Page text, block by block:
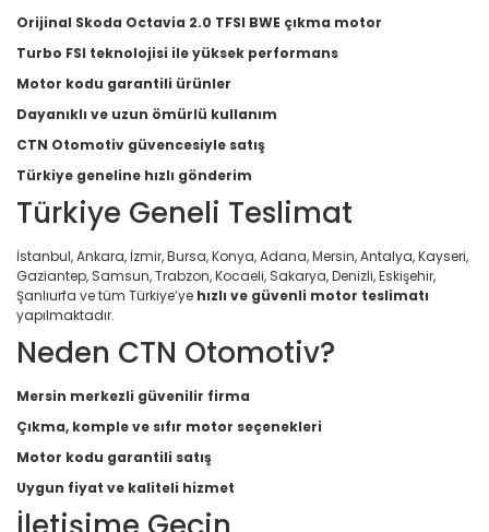
Orijinal Skoda Octavia 2.0 TFSI BWE çıkma motor
Turbo FSI teknolojisi ile yüksek performans
Motor kodu garantili ürünler
Dayanıklı ve uzun ömürlü kullanım
CTN Otomotiv güvencesiyle satış
Türkiye geneline hızlı gönderim
Türkiye Geneli Teslimat
İstanbul, Ankara, İzmir, Bursa, Konya, Adana, Mersin, Antalya, Kayseri,
Gaziantep, Samsun, Trabzon, Kocaeli, Sakarya, Denizli, Eskişehir,
Şanlıurfa ve tüm Türkiye’ye hızlı ve güvenli motor teslimatı
yapılmaktadır.
Neden CTN Otomotiv?
Mersin merkezli güvenilir firma
Çıkma, komple ve sıfır motor seçenekleri
Motor kodu garantili satış
Uygun fiyat ve kaliteli hizmet